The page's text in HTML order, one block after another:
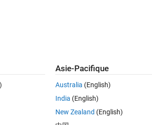
removal
not found any
sani ars
le 3 Juil 2013
Asie-Pacifique
Australia (English)
India (English)
New Zealand (English)